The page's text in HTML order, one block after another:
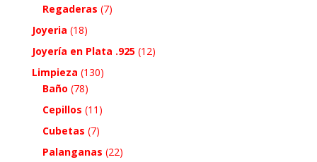
Regaderas (7)
Joyeria (18)
Joyería en Plata .925 (12)
Limpieza (130)
Baño (78)
Cepillos (11)
Cubetas (7)
Palanganas (22)